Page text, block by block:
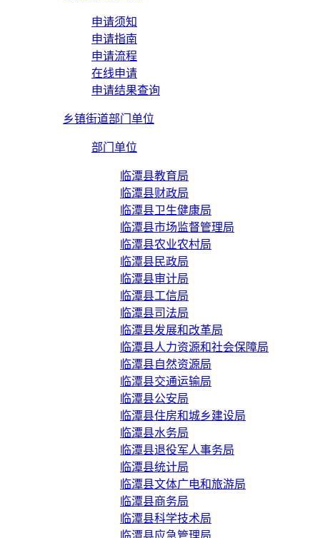
申请须知
申请指南
申请流程
在线申请
申请结果查询
乡镇街道部门单位
部门单位
临潭县教育局
临潭县财政局
临潭县卫生健康局
临潭县市场监督管理局
临潭县农业农村局
临潭县民政局
临潭县审计局
临潭县工信局
临潭县司法局
临潭县发展和改革局
临潭县人力资源和社会保障局
临潭县自然资源局
临潭县交通运输局
临潭县公安局
临潭县住房和城乡建设局
临潭县水务局
临潭县退役军人事务局
临潭县统计局
临潭县文体广电和旅游局
临潭县商务局
临潭县科学技术局
临潭县应急管理局